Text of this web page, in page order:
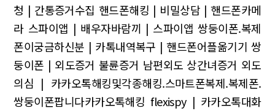
청 | 간통증거수집 핸드폰해킹 | 비밀상담 | 핸드폰카메
라 스파이앱 | 배우자바람끼 | 스파이앱 쌍둥이폰.복제
폰이궁금하신분 | 카톡내역복구 | 핸드폰어플옮기기 쌍
둥이폰 | 외도증거 불륜증거 남편외도 상간녀증거 외도
의심 | 카카오톡해킹및각종해킹.스마트폰복제.복제폰.
쌍둥이폰팝니다카카오톡해킹 flexispy | 카카오톡대화